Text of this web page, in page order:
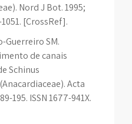
Nord J Bot. 1995;
1051. [CrossRef].
Guerreiro SM.
de canais
Schinus
Acta
195. ISSN 1677-941X.